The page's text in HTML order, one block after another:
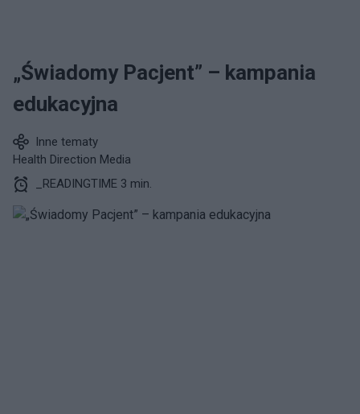
„Świadomy Pacjent” – kampania
edukacyjna
Inne tematy
Health Direction Media
_READINGTIME 3 min.